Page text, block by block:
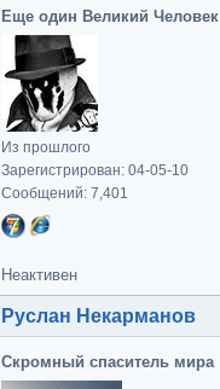
Еще один Великий Человек
Из прошлого
Зарегистрирован: 04-05-10
Сообщений: 7,401
Неактивен
Руслан Некарманов
Скромный спаситель мира